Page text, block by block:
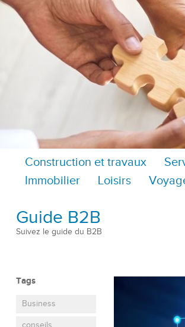
Construction et travaux
Immobilier
Loisirs
Guide B2B
Suivez le guide du B2B
Tags
Business